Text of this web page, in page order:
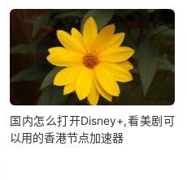
国内怎么打开Disney+,看美剧可
以用的香港节点加速器